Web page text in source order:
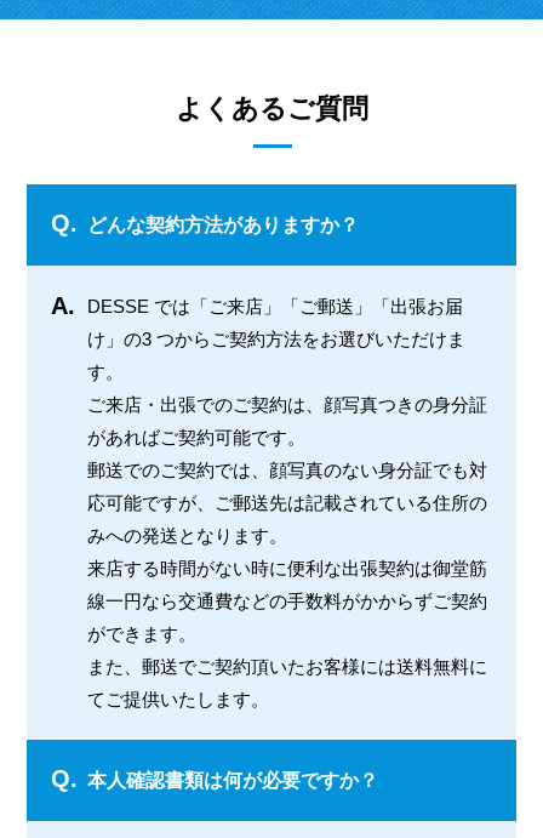
よくあるご質問
Q. どんな契約方法がありますか？
A.
DESSE では「ご来店」「ご郵送」「出張お届
け」の3 つからご契約方法をお選びいただけま
す。
ご来店・出張でのご契約は、顔写真つきの身分証
があればご契約可能です。
郵送でのご契約では、顔写真のない身分証でも対
応可能ですが、ご郵送先は記載されている住所の
みへの発送となります。
来店する時間がない時に便利な出張契約は御堂筋
線一円なら交通費などの手数料がかからずご契約
ができます。
また、郵送でご契約頂いたお客様には送料無料に
てご提供いたします。
Q. 本人確認書類は何が必要ですか？